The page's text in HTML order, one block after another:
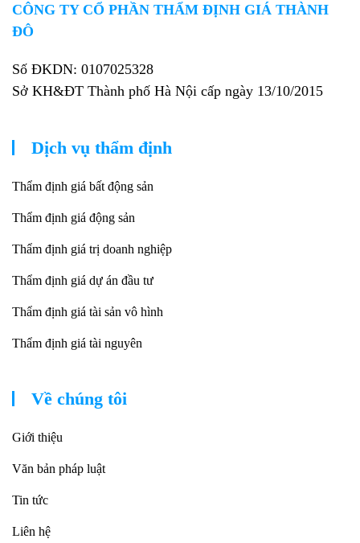
CÔNG TY CỔ PHẦN THẨM ĐỊNH GIÁ THÀNH
ĐÔ
Số ĐKDN: 0107025328
Sở KH&ĐT Thành phố Hà Nội cấp ngày 13/10/2015
Dịch vụ thẩm định
Thẩm định giá bất động sản
Thẩm định giá động sản
Thẩm định giá trị doanh nghiệp
Thẩm định giá dự án đầu tư
Thẩm định giá tài sản vô hình
Thẩm định giá tài nguyên
Về chúng tôi
Giới thiệu
Văn bản pháp luật
Tin tức
Liên hệ